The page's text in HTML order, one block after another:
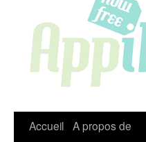
Accueil A propos de